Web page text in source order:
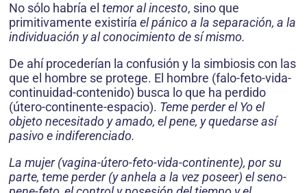
No sólo habría el temor al incesto, sino que
primitivamente existiría el pánico a la separación, a la
individuación y al conocimiento de sí mismo.
De ahí procederían la confusión y la simbiosis con las
que el hombre se protege. El hombre (falo-feto-vida-
continuidad-contenido) busca lo que ha perdido
(útero-continente-espacio). Teme perder el Yo el
objeto necesitado y amado, el pene, y quedarse así
pasivo e indiferenciado.
La mujer (vagina-útero-feto-vida-continente), por su
parte, teme perder (y anhela a la vez poseer) el seno-